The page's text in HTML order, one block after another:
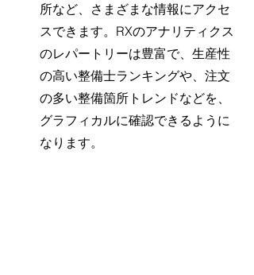
所など、さまざまな情報にアクセ
スできます。RXのアナリティクス
のレパートリーは豊富で、生産性
の高い整備士ランキングや、注文
の多い整備箇所トレンドなどを、
グラフィカルに確認できるように
なります。